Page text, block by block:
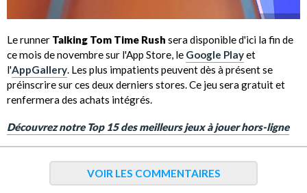
Le runner Talking Tom Time Rush sera disponible d'ici la fin de
ce mois de novembre sur l'App Store, le Google Playet
l'AppGallery . Les plus impatients peuvent dès à présent se
préinscrire sur ces deux derniers stores. Ce jeu sera gratuit et
renfermera des achats intégrés.
Découvrez notre Top 15 des meilleurs jeux à jouer hors-ligne
VOIR LES COMMENTAIRES